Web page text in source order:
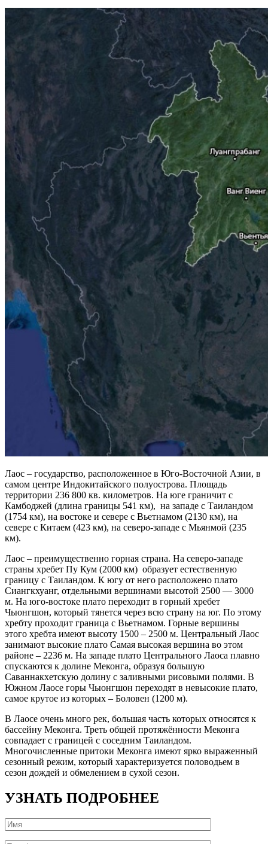
Лаос – государство, расположенное в Юго-Восточной Азии, в
самом центре Индокитайского полуострова. Площадь
территории 236 800 кв. километров. На юге граничит с
Камбоджей (длина границы 541 км), на западе с Таиландом
(1754 км), на востоке и севере с Вьетнамом (2130 км), на
севере с Китаем (423 км), на северо-западе с Мьянмой (235
км).
Лаос – преимущественно горная страна. На северо-западе
страны хребет Пу Кум (2000 км) образует естественную
границу с Таиландом. К югу от него расположено плато
Сиангкхуанг, отдельными вершинами высотой 2500 — 3000
м. На юго-востоке плато переходит в горный хребет
Чыонгшон, который тянется через всю страну на юг. По этому
хребту проходит граница с Вьетнамом. Горные вершины
этого хребта имеют высоту 1500 – 2500 м. Центральный Лаос
занимают высокие плато Самая высокая вершина во этом
районе – 2236 м. На западе плато Центрального Лаоса плавно
спускаются к долине Меконга, образуя большую
Саваннакхетскую долину с заливными рисовыми полями. В
Южном Лаосе горы Чыонгшон переходят в невысокие плато,
самое крутое из которых – Боловен (1200 м).
В Лаосе очень много рек, большая часть которых относятся к
бассейну Меконга. Треть общей протяжённости Меконга
совпадает с границей с соседним Таиландом.
Многочисленные притоки Меконга имеют ярко выраженный
сезонный режим, который характеризуется половодьем в
сезон дождей и обмелением в сухой сезон.
УЗНАТЬ ПОДРОБНЕЕ